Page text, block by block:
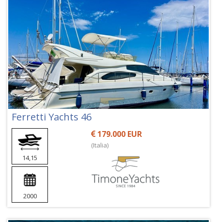
Ferretti Yachts 46
14,15
2000
179.000 EUR
(Italia)